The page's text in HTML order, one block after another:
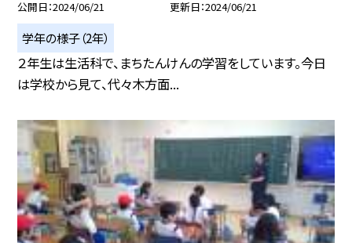
公開日 2024/06/21 更新日 2024/06/21
学年の様子（2年）
２年生は生活科で、まちたんけんの学習をしています。今日
は学校から見て、代々木方面...